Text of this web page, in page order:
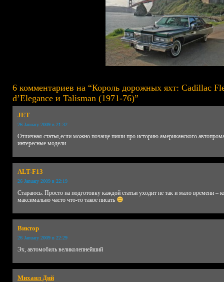
6 комментариев на “Король дорожных яхт: Cadillac
d’Elegance и Talisman (1971-76)”
JET
26 January 2009 в 21:32
Отличная статья,если можно почаще пиши про историю американского
интересные модели.
ALT-F13
26 January 2009 в 22:19
Стараюсь. Просто на подготовку каждой статьи уходит не так и мало времени –
максимально часто что-то такое писать
Виктор
26 January 2009 в 22:29
Эх, автомобиль великолепнейший
Михаил Дий